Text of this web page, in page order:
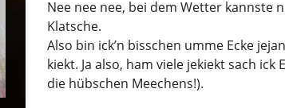
Nee nee nee, bei dem Wetter kannste
Klatsche.
Also bin ick’n bisschen umme Ecke
kiekt. Ja also, ham viele jekiekt sach
die hübschen Meechens!).